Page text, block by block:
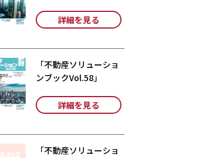
詳細を見る
「不動産ソリューショ
ンブックVol.58」
詳細を見る
「不動産ソリューショ